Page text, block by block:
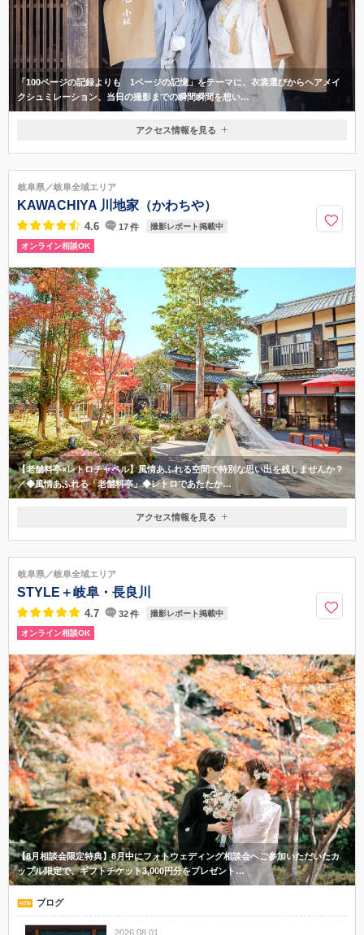
「100ページの記録よりも 1ページの記憶」をテーマに、衣裳選びからヘアメイ
クシュミレーション、当日の撮影までの瞬間瞬間を想い…
岐阜県美濃加茂市新池町1-9-18
057-460-5574
アクセス情報を見る
岐阜県／岐阜全域エリア
KAWACHIYA 川地家（かわちや）
4.6 17件 撮影レポート掲載中
オンライン相談OK
【老舗料亭×レトロチャペル】風情あふれる空間で特別な思い出を残しませんか？
／◆風情あふれる「老舗料亭」◆レトロであたたか…
岐阜県多治見市日ノ出町2-34
0572-21-1551
アクセス情報を見る
岐阜県／岐阜全域エリア
STYLE＋岐阜・長良川
4.7 32件 撮影レポート掲載中
オンライン相談OK
【8月相談会限定特典】8月中にフォトウェディング相談会へご参加いただいたカ
ップル限定で、ギフトチケット3,000円分をプレゼント…
ブログ
2026.08.01